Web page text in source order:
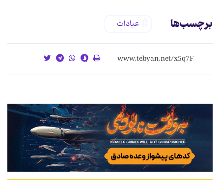
برچسب‌ها عبادات